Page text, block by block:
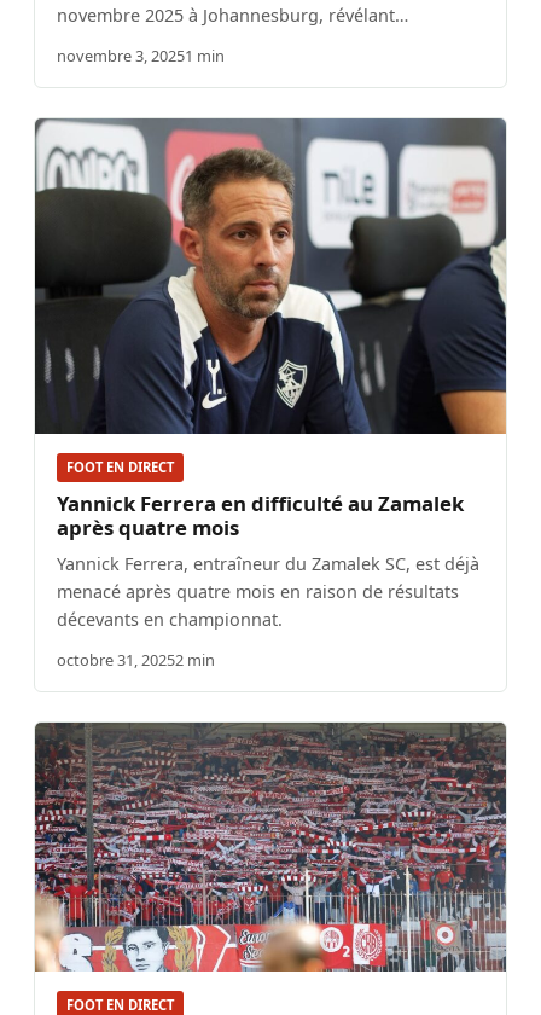
novembre 2025 à Johannesburg, révélant…
novembre 3, 20251 min
FOOT EN DIRECT
Yannick Ferrera en difficulté au Zamalek
après quatre mois
Yannick Ferrera, entraîneur du Zamalek SC, est déjà
menacé après quatre mois en raison de résultats
décevants en championnat.
octobre 31, 20252 min
FOOT EN DIRECT